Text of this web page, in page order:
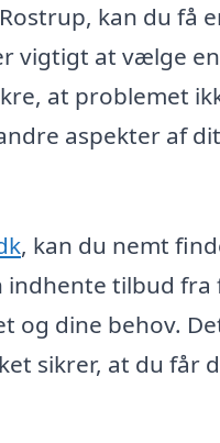
kan du få
vigtigt at vælge
at problemet
aspekter af
, kan du nemt
tilbud fra
og dine behov.
sikrer, at du får